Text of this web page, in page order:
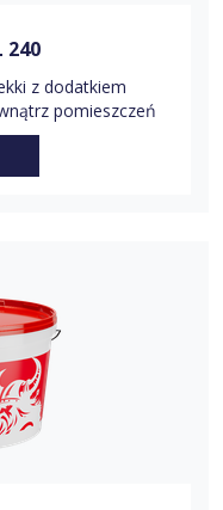
240
z dodatkiem
pomieszczeń